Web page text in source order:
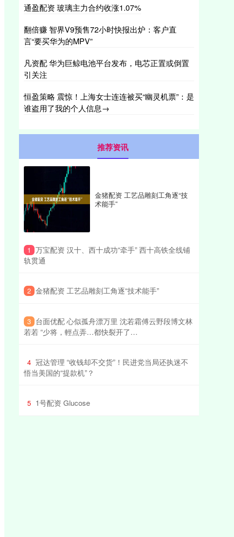
通盈配资 玻璃主力合约收涨1.07%
翻倍赚 智界V9预售72小时快报出炉：客户直
言“要买华为的MPV”
凡资配 华为巨鲸电池平台发布，电芯正置或倒置
引关注
恒盈策略 震惊！上海女士连连被买“幽灵机票”：是
谁盗用了我的个人信息→
推荐资讯
金猪配资 工艺品雕刻工角逐“技
术能手”
1 ​万宝配资 汉十、西十成功“牵手” 西十高铁全线铺
轨贯通
2 ​金猪配资 工艺品雕刻工角逐“技术能手”
3 ​台面优配 心似孤舟漂万里 沈若霜傅云野段博文林
若若 “少将，輕点弄…都快裂开了…
4 ​冠达管理 “收钱却不交货”！民进党当局还执迷不
悟当美国的“提款机”？
5 ​1号配资 Glucose